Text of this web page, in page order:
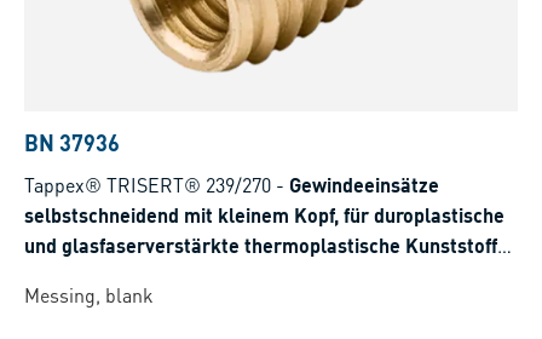
BN 37936
Tappex® TRISERT® 239/270 - Gewindeeinsätze
selbstschneidend mit kleinem Kopf, für duroplastische
und glasfaserverstärkte thermoplastische Kunststoffe
Messing, blank